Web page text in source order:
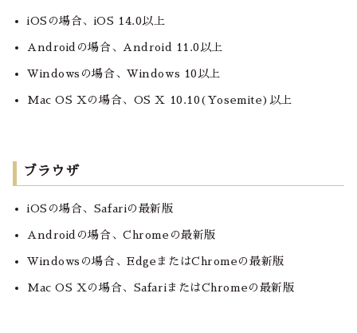
iOSの場合、iOS 14.0以上
Androidの場合、Android 11.0以上
Windowsの場合、Windows 10以上
Mac OS Xの場合、OS X 10.10(Yosemite)以上
ブラウザ
iOSの場合、Safariの最新版
Androidの場合、Chromeの最新版
Windowsの場合、EdgeまたはChromeの最新版
Mac OS Xの場合、SafariまたはChromeの最新版